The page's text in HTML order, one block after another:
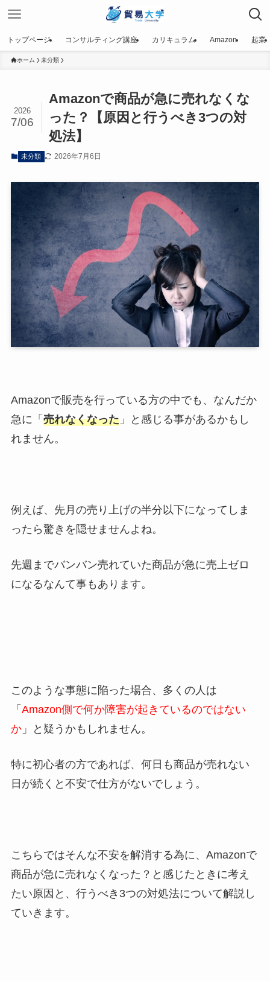
トップページ コンサルティング講座 カリキュラム Amazon 起業
ホーム 未分類
Amazonで商品が急に売れなくな
った？【原因と行うべき3つの対
処法】
2026
7/06
未分類 2026年7月6日
Amazonで販売を行っている方の中でも、なんだか
急に「 売れなくなった」と感じる事があるかもし
れません。
例えば、先月の売り上げの半分以下になってしま
ったら驚きを隠せませんよね。
先週までバンバン売れていた商品が急に売上ゼロ
になるなんて事もあります。
このような事態に陥った場合、多くの人は
「 Amazon側で何か障害が起きているのではない
か」と疑うかもしれません。
特に初心者の方であれば、何日も商品が売れない
日が続くと不安で仕方がないでしょう。
こちらではそんな不安を解消する為に、Amazonで
商品が急に売れなくなった？と感じたときに考え
たい原因と、行うべき3つの対処法について解説し
ていきます。